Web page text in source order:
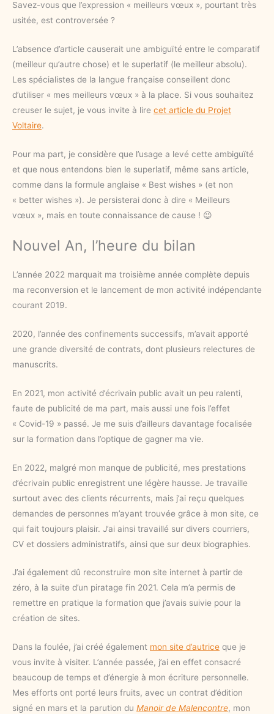
Savez-vous que l’expression « meilleurs vœux », pourtant très
usitée, est controversée ?
L’absence d’article causerait une ambiguïté entre le comparatif
(meilleur qu’autre chose) et le superlatif (le meilleur absolu).
Les spécialistes de la langue française conseillent donc
d’utiliser « mes meilleurs vœux » à la place. Si vous souhaitez
creuser le sujet, je vous invite à lire cet article du Projet
Voltaire.
Pour ma part, je considère que l’usage a levé cette ambiguïté
et que nous entendons bien le superlatif, même sans article,
comme dans la formule anglaise « Best wishes » (et non
« better wishes »). Je persisterai donc à dire « Meilleurs
vœux », mais en toute connaissance de cause ! 😉
Nouvel An, l’heure du bilan
L’année 2022 marquait ma troisième année complète depuis
ma reconversion et le lancement de mon activité indépendante
courant 2019.
2020, l’année des confinements successifs, m’avait apporté
une grande diversité de contrats, dont plusieurs relectures de
manuscrits.
En 2021, mon activité d’écrivain public avait un peu ralenti,
faute de publicité de ma part, mais aussi une fois l’effet
« Covid-19 » passé. Je me suis d’ailleurs davantage focalisée
sur la formation dans l’optique de gagner ma vie.
En 2022, malgré mon manque de publicité, mes prestations
d’écrivain public enregistrent une légère hausse. Je travaille
surtout avec des clients récurrents, mais j’ai reçu quelques
demandes de personnes m’ayant trouvée grâce à mon site, ce
qui fait toujours plaisir. J’ai ainsi travaillé sur divers courriers,
CV et dossiers administratifs, ainsi que sur deux biographies.
J’ai également dû reconstruire mon site internet à partir de
zéro, à la suite d’un piratage fin 2021. Cela m’a permis de
remettre en pratique la formation que j’avais suivie pour la
création de sites.
Dans la foulée, j’ai créé également mon site d’autrice que je
vous invite à visiter. L’année passée, j’ai en effet consacré
beaucoup de temps et d’énergie à mon écriture personnelle.
Mes efforts ont porté leurs fruits, avec un contrat d’édition
signé en mars et la parution du Manoir de Malencontre, mon